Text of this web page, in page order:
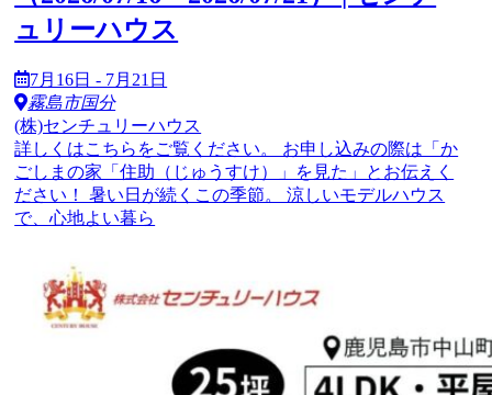
ュリーハウス
7月16日 - 7月21日
霧島市国分
(株)センチュリーハウス
詳しくはこちらをご覧ください。 お申し込みの際は「か
ごしまの家「住助（じゅうすけ）」を見た」とお伝えく
ださい！ 暑い日が続くこの季節。 涼しいモデルハウス
で、心地よい暮ら